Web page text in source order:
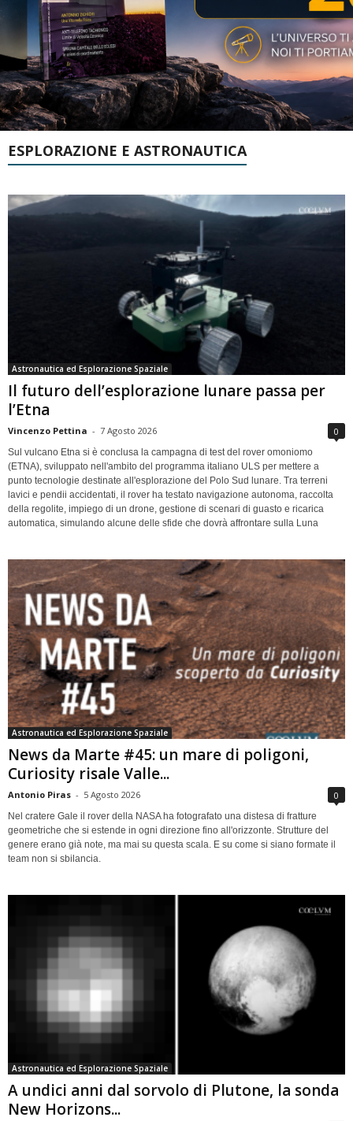
ESPLORAZIONE E ASTRONAUTICA
Astronautica ed Esplorazione Spaziale
Il futuro dell’esplorazione lunare passa per
l’Etna
Vincenzo Pettina - 7 Agosto 2026 0
Sul vulcano Etna si è conclusa la campagna di test del rover omoniomo
(ETNA), sviluppato nell'ambito del programma italiano ULS per mettere a
punto tecnologie destinate all'esplorazione del Polo Sud lunare. Tra terreni
lavici e pendii accidentati, il rover ha testato navigazione autonoma, raccolta
della regolite, impiego di un drone, gestione di scenari di guasto e ricarica
automatica, simulando alcune delle sfide che dovrà affrontare sulla Luna
Astronautica ed Esplorazione Spaziale
News da Marte #45: un mare di poligoni,
Curiosity risale Valle...
Antonio Piras - 5 Agosto 2026 0
Nel cratere Gale il rover della NASA ha fotografato una distesa di fratture
geometriche che si estende in ogni direzione fino all'orizzonte. Strutture del
genere erano già note, ma mai su questa scala. E su come si siano formate il
team non si sbilancia.
Astronautica ed Esplorazione Spaziale
A undici anni dal sorvolo di Plutone, la sonda
New Horizons...